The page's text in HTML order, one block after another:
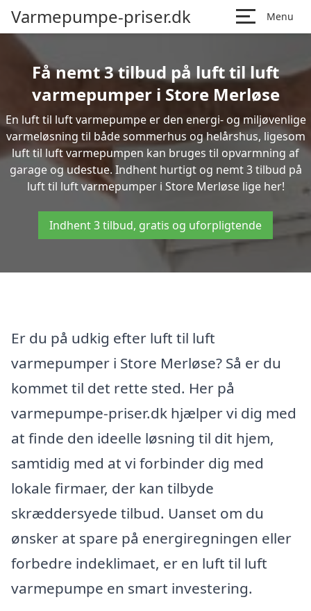
Varmepumpe-priser.dk Menu
Få nemt 3 tilbud på luft til luft
varmepumper i Store Merløse
En luft til luft varmepumpe er den energi- og miljøvenlige
varmeløsning til både sommerhus og helårshus, ligesom
luft til luft varmepumpen kan bruges til opvarmning af
garage og udestue. Indhent hurtigt og nemt 3 tilbud på
luft til luft varmepumper i Store Merløse lige her!
Indhent 3 tilbud, gratis og uforpligtende
Er du på udkig efter luft til luft
varmepumper i Store Merløse? Så er du
kommet til det rette sted. Her på
varmepumpe-priser.dk hjælper vi dig med
at finde den ideelle løsning til dit hjem,
samtidig med at vi forbinder dig med
lokale firmaer, der kan tilbyde
skræddersyede tilbud. Uanset om du
ønsker at spare på energiregningen eller
forbedre indeklimaet, er en luft til luft
varmepumpe en smart investering.